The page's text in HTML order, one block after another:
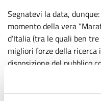
Segnatevi la data,
momento della vera
d’Italia (tra le quali ben
migliori forze della
disposizione del pubblico
ma sono previsti anche